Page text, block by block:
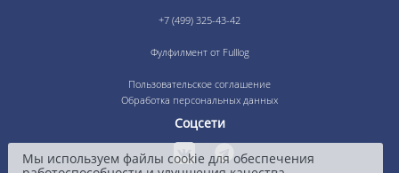
+7 (499) 325-43-42
Фулфилмент от Fulllog
Пользовательское соглашение
Обработка персональных данных
Соцсети
Мы используем файлы cookie для обеспечения